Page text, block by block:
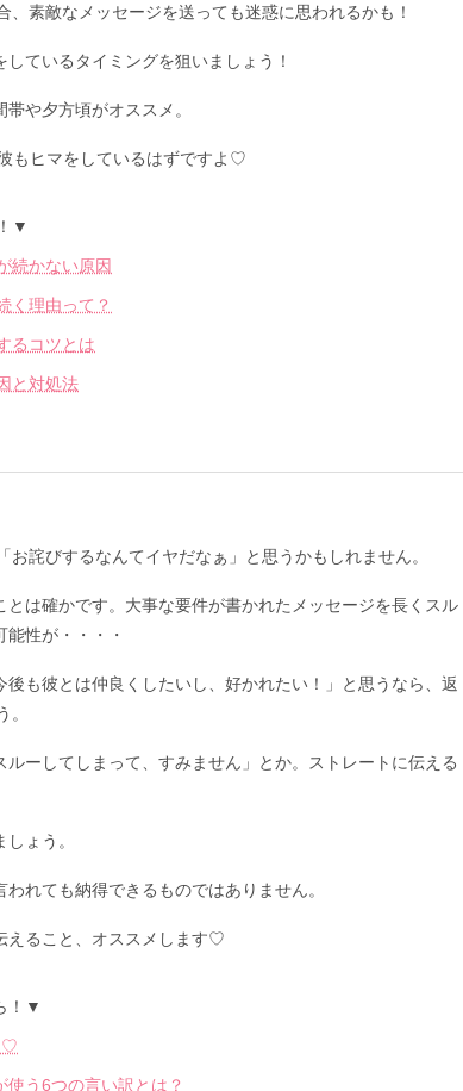
素敵なメッセージを送っても迷惑に思われるかも！
ているタイミングを狙いましょう！
や夕方頃がオススメ。
もヒマをしているはずですよ♡
▼
続かない原因
く理由って？
るコツとは
と対処法
詫びするなんてイヤだなぁ」と思うかもしれません。
は確かです。大事な要件が書かれたメッセージを長くスル
性が・・・・
後も彼とは仲良くしたいし、好かれたい！」と思うなら、返
ルーしてしまって、すみません」とか。ストレートに伝える
ょう。
れても納得できるものではありません。
えること、オススメします♡
！▼
♡
う6つの言い訳とは？